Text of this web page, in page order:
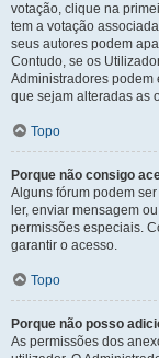
votação, clique na
tem a votação
seus autores podem
Contudo, se os
Administradores podem
que sejam alteradas as
Topo
Porque não consigo
Alguns fórum podem
ler, enviar mensagem
permissões especiais.
garantir o acesso.
Topo
Porque não posso
As permissões dos